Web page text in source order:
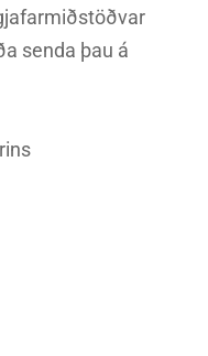
senda þau á